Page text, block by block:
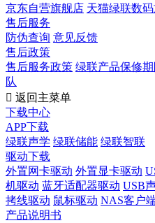
京东自营旗舰店 天猫绿联数
售后服务
防伪查询 意见反馈
售后政策
售后服务政策 绿联产品保修
队
 返回主菜单
下载中心
APP下载
绿联声学 绿联储能 绿联智联
驱动下载
外置网卡驱动 外置显卡驱动
机驱动 蓝牙适配器驱动 USB
拷线驱动 鼠标驱动 NAS客户
产品说明书